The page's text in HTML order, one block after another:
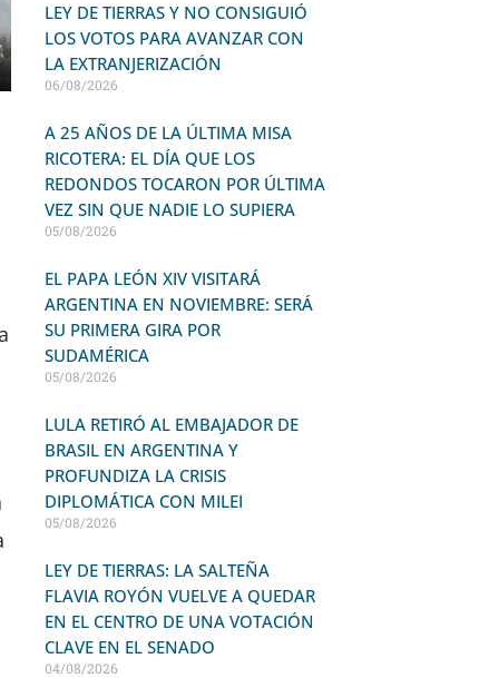
LEY DE TIERRAS Y NO CONSIGUIÓ
LOS VOTOS PARA AVANZAR CON
LA EXTRANJERIZACIÓN
06/08/2026
A 25 AÑOS DE LA ÚLTIMA MISA
RICOTERA: EL DÍA QUE LOS
REDONDOS TOCARON POR ÚLTIMA
VEZ SIN QUE NADIE LO SUPIERA
05/08/2026
EL PAPA LEÓN XIV VISITARÁ
ARGENTINA EN NOVIEMBRE: SERÁ
SU PRIMERA GIRA POR
SUDAMÉRICA
05/08/2026
LULA RETIRÓ AL EMBAJADOR DE
BRASIL EN ARGENTINA Y
PROFUNDIZA LA CRISIS
DIPLOMÁTICA CON MILEI
05/08/2026
LEY DE TIERRAS: LA SALTEÑA
FLAVIA ROYÓN VUELVE A QUEDAR
EN EL CENTRO DE UNA VOTACIÓN
CLAVE EN EL SENADO
04/08/2026